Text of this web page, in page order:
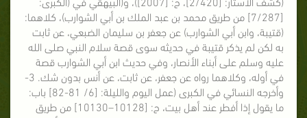
[7/287] من طريق محمد بن عبد الملك بن أبي الشوارب)، كلاهما:
(قتيبة، وابن أبي الشوارب) عن جعفر بن سليمان الضبعي، عن ثابت
به لكن لم يذكر قتيبة في حديثه سوى قصة سلام النبي صلى الله
عليه وسلم على أبناء الأنصار، وفي حديث ابن أبي الشوارب قصة
في أوله، وكلاهما رواه عن جعفر، عن ثابت، عن أنس بدون شك. 3-
وأخرجه النسائي في الكبرى (عمل اليوم والليلة: [6/ 81-82] باب:
ما يقول إذا أفطر عند أهل بيت، ح: [10128–10130] من طريق